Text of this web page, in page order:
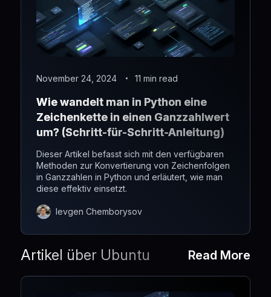
November 24, 2024 11 min read
Wie wandelt man in Python eine
Zeichenkette in einen Ganzzahlwert
um? (Schritt-für-Schritt-Anleitung)
Dieser Artikel befasst sich mit den verfügbaren
Methoden zur Konvertierung von Zeichenfolgen
in Ganzzahlen in Python und erläutert, wie man
diese effektiv einsetzt.
Ievgen Chemborysov
Artikel über Ubuntu Read More